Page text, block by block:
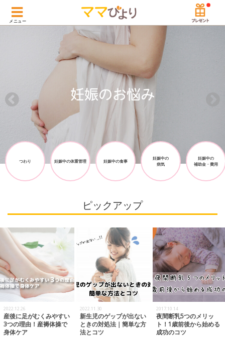
メニュー
つわり 妊娠中の体重管理 妊娠中の食事
妊娠中の
病気
妊娠中の
補助金・費用
ピックアップ
2022.12.26
産後に足がむくみやすい
3つの理由！産褥体操で
身体ケア
2022.11.30
新生児のゲップが出ない
ときの対処法｜簡単な方
法とコツ
2017.10.14
夜間断乳5つのメリッ
ト！1歳前後から始める
成功のコツ